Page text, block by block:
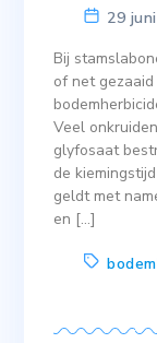
29
Bij
of net
Veel
glyfosaat
de
geldt met
en […]